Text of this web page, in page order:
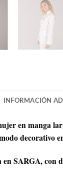
INFORMACIÓN
en manga
decorativo
en SARGA, con